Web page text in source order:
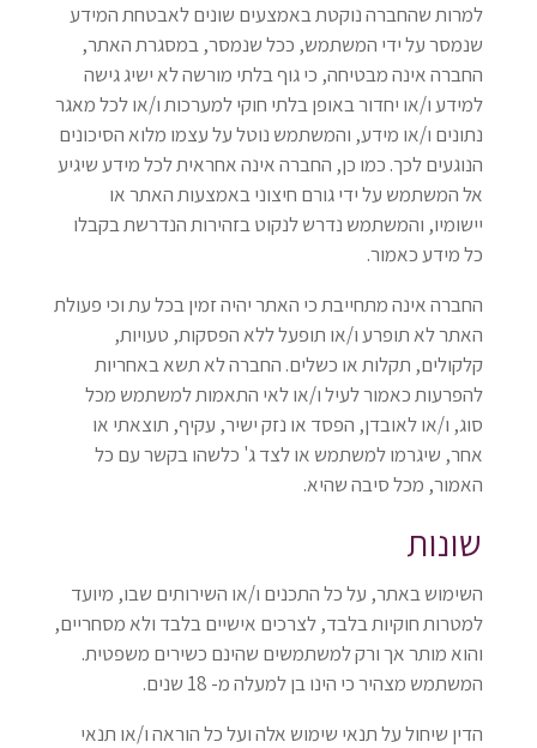
למרות שהחברה נוקטת באמצעים שונים לאבטחת המידע
שנמסר על ידי המשתמש, ככל שנמסר, במסגרת האתר,
החברה אינה מבטיחה, כי גוף בלתי מורשה לא ישיג גישה
למידע ו/או יחדור באופן בלתי חוקי למערכות ו/או לכל מאגר
נתונים ו/או מידע, והמשתמש נוטל על עצמו מלוא הסיכונים
הנוגעים לכך. כמו כן, החברה אינה אחראית לכל מידע שיגיע
אל המשתמש על ידי גורם חיצוני באמצעות האתר או
יישומיו, והמשתמש נדרש לנקוט בזהירות הנדרשת בקבלו
כל מידע כאמור.
החברה אינה מתחייבת כי האתר יהיה זמין בכל עת וכי פעולת
האתר לא תופרע ו/או תופעל ללא הפסקות, טעויות,
קלקולים, תקלות או כשלים. החברה לא תשא באחריות
להפרעות כאמור לעיל ו/או לאי התאמות למשתמש מכל
סוג, ו/או לאובדן, הפסד או נזק ישיר, עקיף, תוצאתי או
אחר, שיגרמו למשתמש או לצד ג' כלשהו בקשר עם כל
האמור, מכל סיבה שהיא.
שונות
השימוש באתר, על כל התכנים ו/או השירותים שבו, מיועד
למטרות חוקיות בלבד, לצרכים אישיים בלבד ולא מסחריים,
והוא מותר אך ורק למשתמשים שהינם כשירים משפטית.
המשתמש מצהיר כי הינו בן למעלה מ- 18 שנים.
הדין שיחול על תנאי שימוש אלה ועל כל הוראה ו/או תנאי